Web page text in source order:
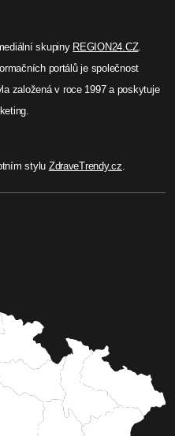
skupiny REGION24.CZ.
portálů je společnost
založená v roce 1997 a poskytuje
stylu ZdraveTrendy.cz